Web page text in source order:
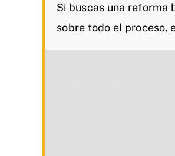
Si buscas una reforma
sobre todo el proceso,